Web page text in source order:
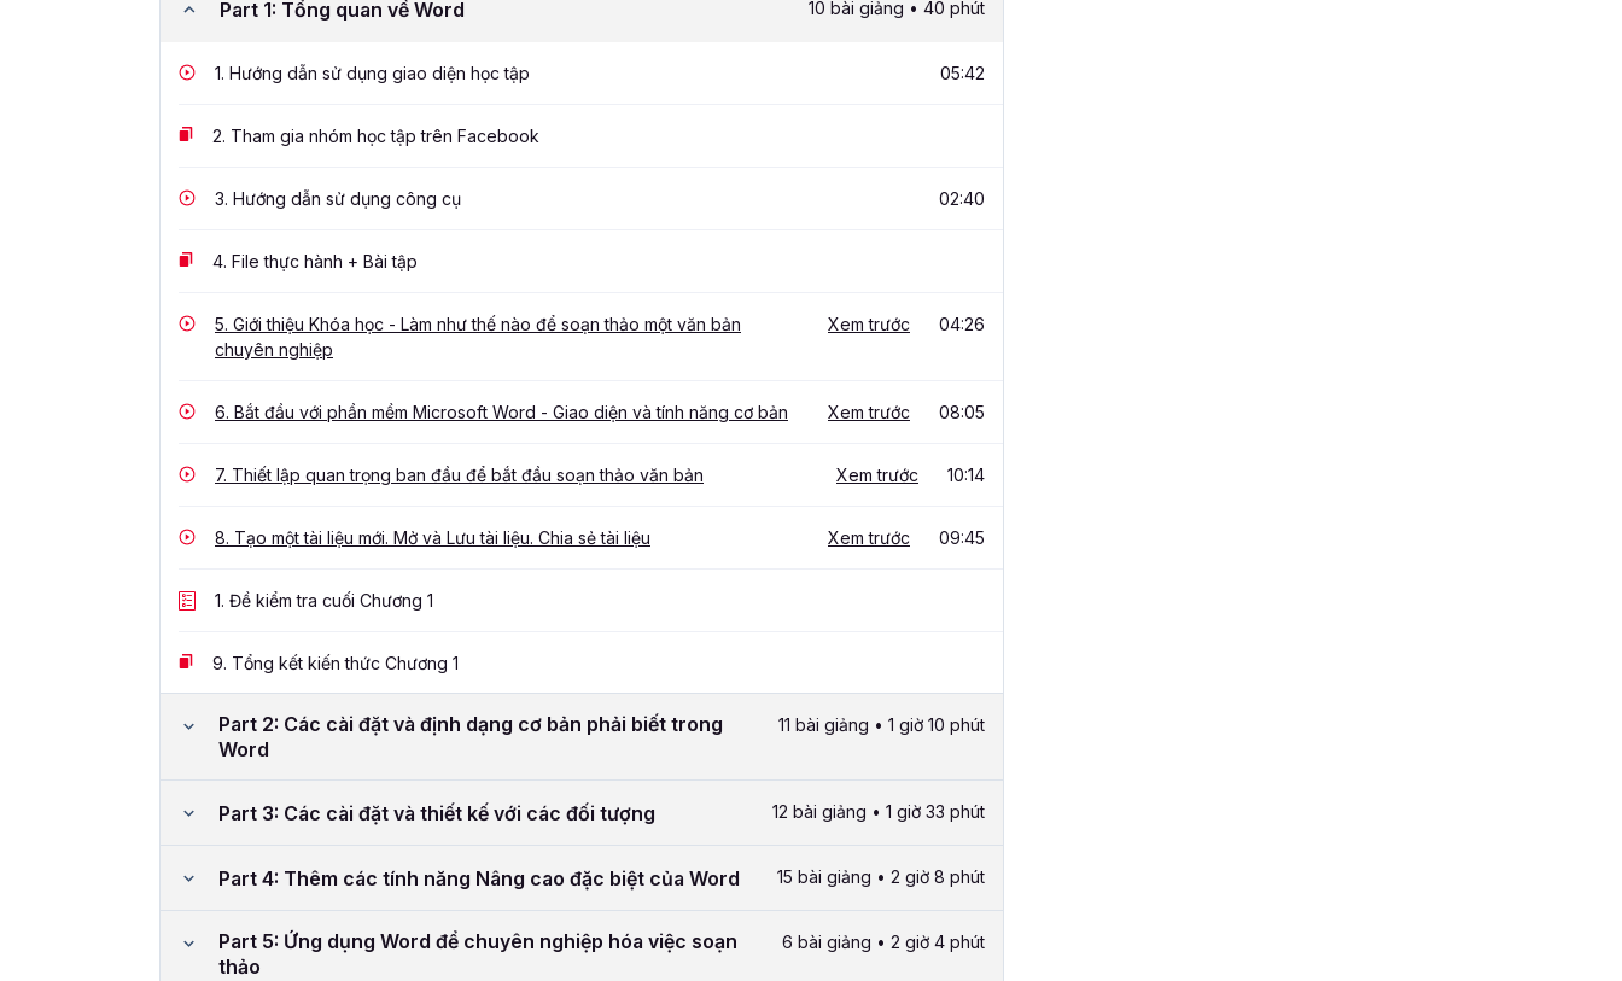
Part 1: Tổng quan về Word 10 bài giảng • 40 phút
1. Hướng dẫn sử dụng giao diện học tập 05:42
2. Tham gia nhóm học tập trên Facebook
3. Hướng dẫn sử dụng công cụ 02:40
4. File thực hành + Bài tập
5. Giới thiệu Khóa học - Làm như thế nào để soạn thảo một văn bản
chuyên nghiệp
Xem trước 04:26
6. Bắt đầu với phần mềm Microsoft Word - Giao diện và tính năng cơ bản Xem trước 08:05
7. Thiết lập quan trọng ban đầu để bắt đầu soạn thảo văn bản Xem trước 10:14
8. Tạo một tài liệu mới. Mở và Lưu tài liệu. Chia sẻ tài liệu Xem trước 09:45
1. Đề kiểm tra cuối Chương 1
9. Tổng kết kiến thức Chương 1
Part 2: Các cài đặt và định dạng cơ bản phải biết trong
Word
11 bài giảng • 1 giờ 10 phút
Part 3: Các cài đặt và thiết kế với các đối tượng 12 bài giảng • 1 giờ 33 phút
Part 4: Thêm các tính năng Nâng cao đặc biệt của Word 15 bài giảng • 2 giờ 8 phút
Part 5: Ứng dụng Word để chuyên nghiệp hóa việc soạn
thảo
6 bài giảng • 2 giờ 4 phút